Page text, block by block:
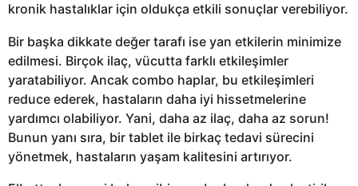
kronik hastalıklar için oldukça etkili sonuçlar verebiliyor.
Bir başka dikkate değer tarafı ise yan etkilerin minimize
edilmesi. Birçok ilaç, vücutta farklı etkileşimler
yaratabiliyor. Ancak combo haplar, bu etkileşimleri
reduce ederek, hastaların daha iyi hissetmelerine
yardımcı olabiliyor. Yani, daha az ilaç, daha az sorun!
Bunun yanı sıra, bir tablet ile birkaç tedavi sürecini
yönetmek, hastaların yaşam kalitesini artırıyor.